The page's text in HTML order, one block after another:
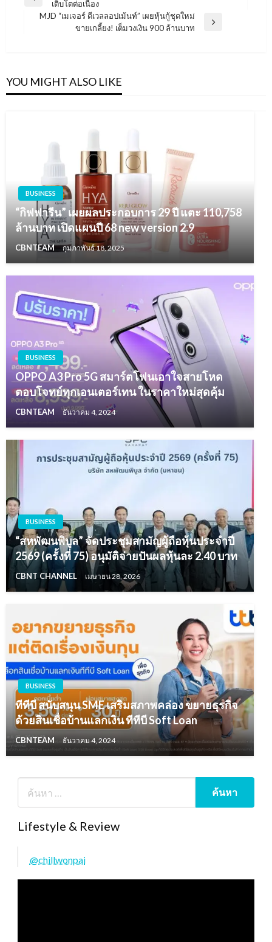
เรื่อง
Previous
Post
เติบโตต่อเนื่อง
MJD “เมเจอร์ ดีเวลลอปเม้นท์” เผยหุ้นกู้ชุดใหม่
ขายเกลี้ยง! เต็มวงเงิน 900 ล้านบาท
YOU MIGHT ALSO LIKE
BUSINESS
“กิฟฟารีน” เผยผลประกอบการ 29 ปี แตะ 110,758
ล้านบาท เปิดแผนปี 68 new version 2.9
CBNTEAM กุมภาพันธ์ 18, 2025
BUSINESS
OPPO A3 Pro 5G สมาร์ตโฟนเอาใจสายโหด
ตอบโจทย์ทุกเอนเตอร์เทน ในราคาใหม่สุดคุ้ม
CBNTEAM ธันวาคม 4, 2024
BUSINESS
“สหพัฒนพิบูล” จัดประชุมสามัญผู้ถือหุ้นประจำปี
2569 (ครั้งที่ 75) อนุมัติจ่ายปันผลหุ้นละ 2.40 บาท
CBNT CHANNEL เมษายน 28, 2026
BUSINESS
ทีทีบี สนับสนุน SME เสริมสภาพคล่อง ขยายธุรกิจ
ด้วยสินเชื่อบ้านแลกเงิน ทีทีบี Soft Loan
CBNTEAM ธันวาคม 4, 2024
Lifestyle & Review
@chillwonpai